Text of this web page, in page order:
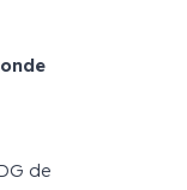
de